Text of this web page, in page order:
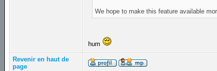
We hope to make this feature available
hum
Revenir en haut de
page